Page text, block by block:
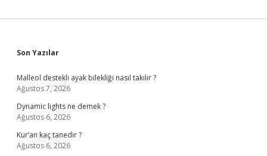
Sidebar
Son Yazılar
Malleol destekli ayak bilekliği nasıl takılır ?
Ağustos 7, 2026
Dynamic lights ne demek ?
Ağustos 6, 2026
Kur’an kaç tanedir ?
Ağustos 6, 2026